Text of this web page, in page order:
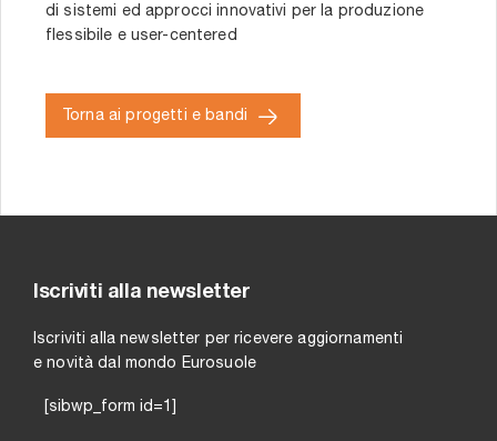
di sistemi ed approcci innovativi per la produzione
flessibile e user-centered
Torna ai progetti e bandi
Iscriviti alla newsletter
Iscriviti alla newsletter per ricevere aggiornamenti
e novità dal mondo Eurosuole
[sibwp_form id=1]